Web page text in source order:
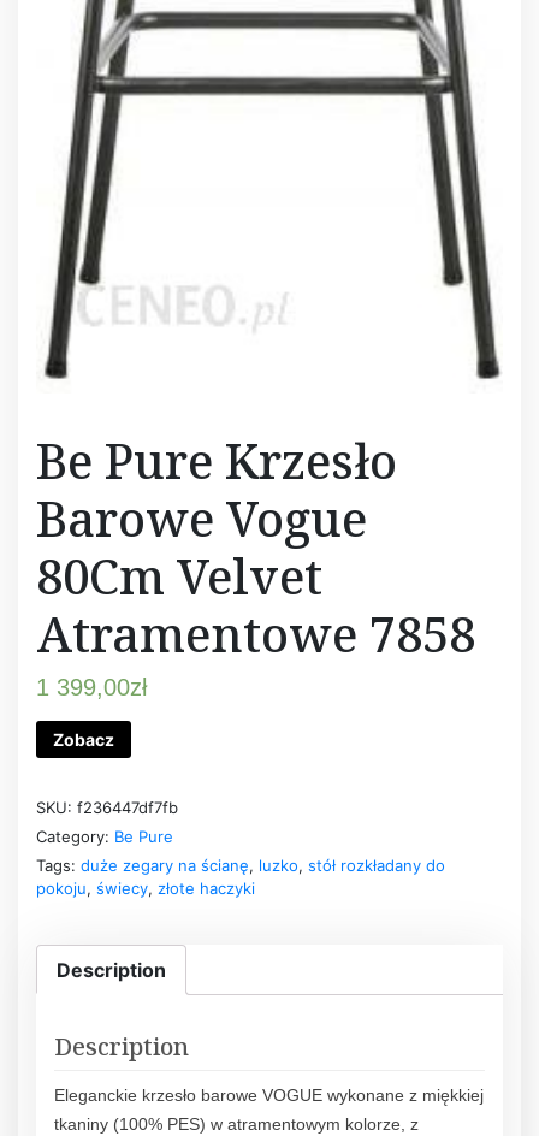
Be Pure Krzesło
Barowe Vogue
80Cm Velvet
Atramentowe 7858
1 399,00zł
Zobacz
SKU: f236447df7fb
Category: Be Pure
Tags: duże zegary na ścianę, luzko, stół rozkładany do
pokoju, świecy, złote haczyki
Description
Description
Eleganckie krzesło barowe VOGUE wykonane z miękkiej
tkaniny (100% PES) w atramentowym kolorze, z